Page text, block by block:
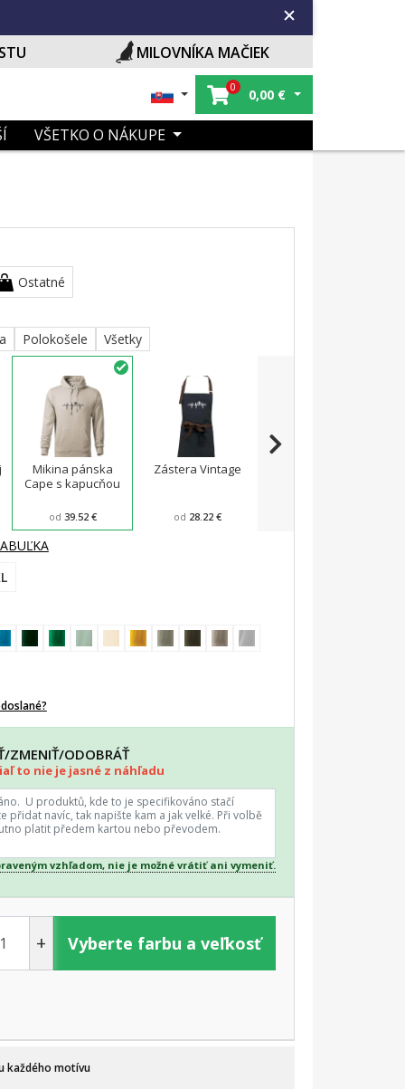
MILOVNÍKA MAČIEK
0 0,00 €
VŠETKO O NÁKUPE
Ostatné
Polokošele Všetky
Mikina pánska
Cape s kapucňou
od 39.52 €
Zástera Vintage
od 28.22 €
ODOBRÁŤ
to nie je jasné z náhľadu
vzhľadom, nie je možné vrátiť ani vymeniť.
+ Vyberte farbu a veľkosť
každého motívu